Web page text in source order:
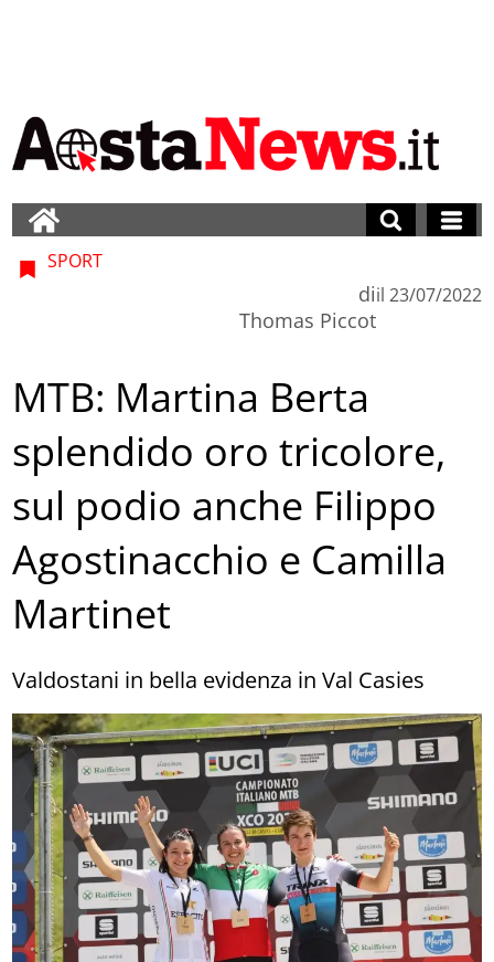
SPORT
di
Thomas Piccot
il 23/07/2022
MTB: Martina Berta
splendido oro tricolore,
sul podio anche Filippo
Agostinacchio e Camilla
Martinet
Valdostani in bella evidenza in Val Casies